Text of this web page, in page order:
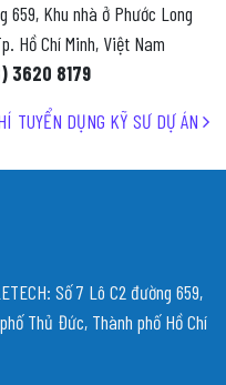
659, Khu nhà ở Phước Long
Hồ Chí Minh, Việt Nam
3620 8179
TUYỂN DỤNG KỸ SƯ DỰ ÁN
Số 7 Lô C2 đường 659,
Thủ Đức, Thành phố Hồ Chí